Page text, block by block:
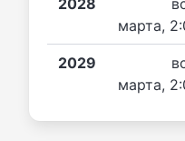
марта,
2029
марта,